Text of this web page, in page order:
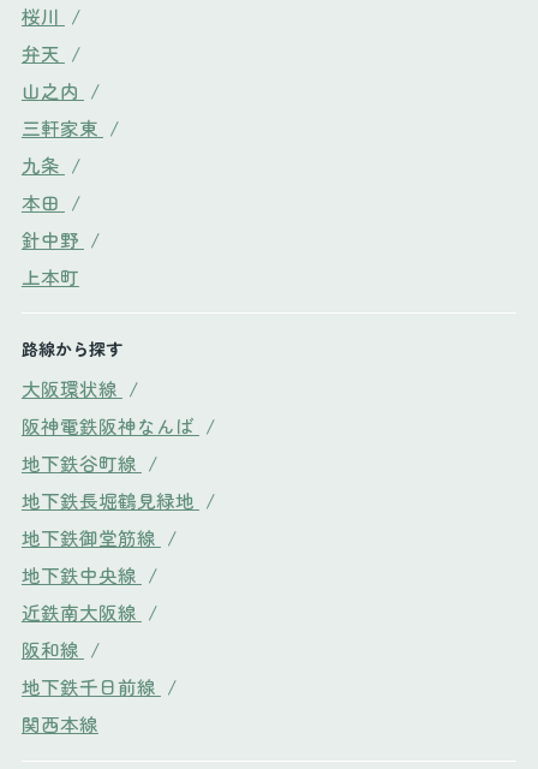
桜川 /
弁天 /
山之内 /
三軒家東 /
九条 /
本田 /
針中野 /
上本町
路線から探す
大阪環状線 /
阪神電鉄阪神なんば /
地下鉄谷町線 /
地下鉄長堀鶴見緑地 /
地下鉄御堂筋線 /
地下鉄中央線 /
近鉄南大阪線 /
阪和線 /
地下鉄千日前線 /
関西本線